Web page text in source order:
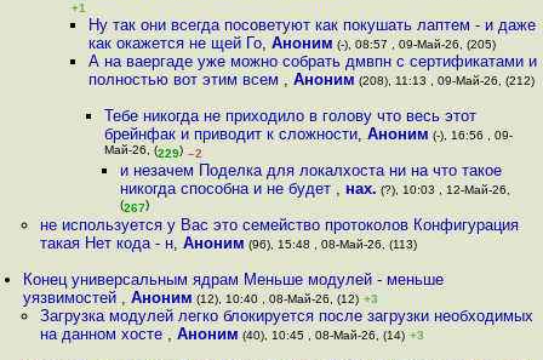
+1
Ну так они всегда посоветуют как покушать лаптем - и даже
как окажется не щей Го, Аноним (-), 08:57 , 09-Май-26, (205)
А на ваергаде уже можно собрать дмвпн с сертификатами и
полностью вот этим всем , Аноним (208), 11:13 , 09-Май-26, (212)
Тебе никогда не приходило в голову что весь этот
брейнфак и приводит к сложности, Аноним (-), 16:56 , 09-
Май-26, (229) –2
и незачем Поделка для локалхоста ни на что такое
никогда способна и не будет , нах. (?), 10:03 , 12-Май-26,
(267)
не используется у Вас это семейство протоколов Конфигурация
такая Нет кода - н, Аноним (96), 15:48 , 08-Май-26, (113)
Конец универсальным ядрам Меньше модулей - меньше
уязвимостей ,Аноним (12), 10:40 , 08-Май-26, (12) +3
Загрузка модулей легко блокируется после загрузки необходимых
на данном хосте , Аноним (40), 10:45 , 08-Май-26, (14) +3